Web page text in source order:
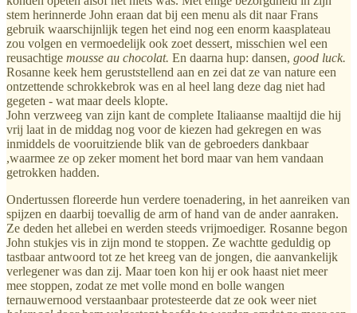
stem herinnerde John eraan dat bij een menu als dit naar Frans
gebruik waarschijnlijk tegen het eind nog een enorm kaasplateau
zou volgen en vermoedelijk ook zoet dessert, misschien wel een
reusachtige mousse au chocolat. En daarna hup: dansen, good luck.
Rosanne keek hem geruststellend aan en zei dat ze van nature een
ontzettende schrokkebrok was en al heel lang deze dag niet had
gegeten - wat maar deels klopte.
John verzweeg van zijn kant de complete Italiaanse maaltijd die hij
vrij laat in de middag nog voor de kiezen had gekregen en was
inmiddels de vooruitziende blik van de gebroeders dankbaar
,waarmee ze op zeker moment het bord maar van hem vandaan
getrokken hadden.
Ondertussen floreerde hun verdere toenadering, in het aanreiken van
spijzen en daarbij toevallig de arm of hand van de ander aanraken.
Ze deden het allebei en werden steeds vrijmoediger. Rosanne begon
John stukjes vis in zijn mond te stoppen. Ze wachtte geduldig op
tastbaar antwoord tot ze het kreeg van de jongen, die aanvankelijk
verlegener was dan zij. Maar toen kon hij er ook haast niet meer
mee stoppen, zodat ze met volle mond en bolle wangen
ternauwernood verstaanbaar protesteerde dat ze ook weer niet